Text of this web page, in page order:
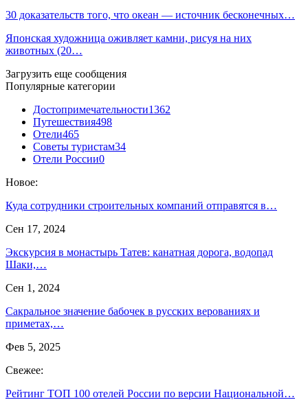
30 доказательств того, что океан — источник бесконечных…
Японская художница оживляет камни, рисуя на них
животных (20…
Загрузить еще сообщения
Популярные категории
Достопримечательности1362
Путешествия498
Отели465
Советы туристам34
Отели России0
Новое:
Куда сотрудники строительных компаний отправятся в…
Сен 17, 2024
Экскурсия в монастырь Татев: канатная дорога, водопад
Шаки,…
Сен 1, 2024
Сакральное значение бабочек в русских верованиях и
приметах,…
Фев 5, 2025
Свежее:
Рейтинг ТОП 100 отелей России по версии Национальной…